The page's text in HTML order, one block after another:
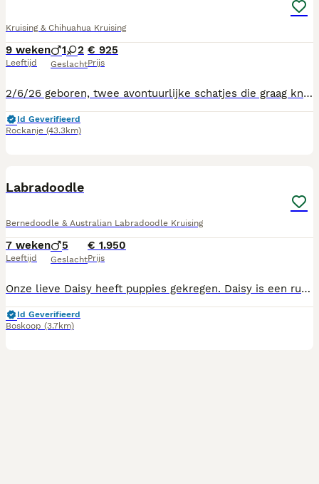
Kruising & Chihuahua Kruising
9 weken
Leeftijd
1 2
Geslacht
€ 925
Prijs
2/6/26 geboren, twee avontuurlijke schatjes die graag knuffelen, goed zijn gesocialiseerd en inmiddels zo goed als zindelijk zijn en de nacht heerlijk door slapen. Een heeft de looks van papa en de ander is een gelijkenis van mama, maar veel knapper😉 Eventueel ook samen te plaatsen zodat ze nooit alleen hoeven te zijn 🥰🍀
Id Geverifieerd
Rockanje (43.3km)
Labradoodle
Bernedoodle & Australian Labradoodle Kruising
7 weken
Leeftijd
5
Geslacht
€ 1.950
Prijs
Onze lieve Daisy heeft puppies gekregen. Daisy is een rustige bernerdoodle, blaft wanneer dat nodig is en kan goed alleen zijn en verhaard niet. De pups hebben een paspoort. De puppies groeien bij ons op in de keuken, zijn geluiden gewend. De puppies lopen regelmatig buiten, doen daar ook regelmatig hun behoefte. De puppies zijn door de dierenarts nagekeken en hebben een flens of crul vacht. Daisy schofthoogte: 52 Vader schofthoogte: 45 Voor verdere vragen of serieuze interesse, zijn de pups te bewonderen of kan ik meer informatie geven.
Id Geverifieerd
Boskoop (3.7km)